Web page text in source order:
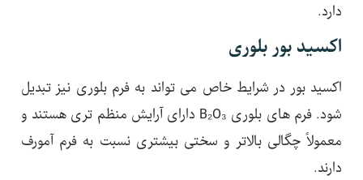
دارد.
اکسید بور بلوری
اکسید بور در شرایط خاص می تواند به فرم بلوری نیز تبدیل
شود. فرم های بلوری B₂O₃ دارای آرایش منظم تری هستند و
معمولاً چگالی بالاتر و سختی بیشتری نسبت به فرم آمورف
دارند.